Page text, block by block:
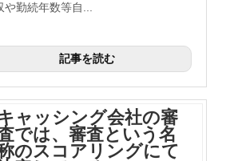
や勤続年数等自...
記事を読む
ャッシング会社の審
では、審査という名
のスコアリングにて